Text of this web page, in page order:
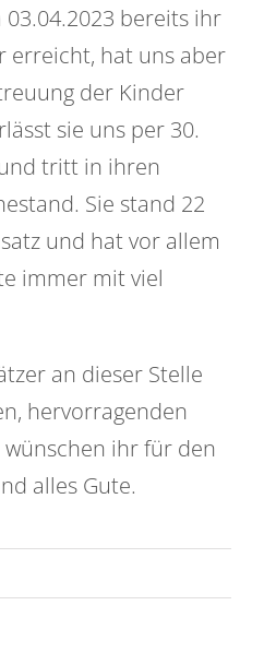
Offene Stellen
bereits ihr
erreicht, hat uns aber
der Kinder
sie uns per 30.
tritt in ihren
Sie stand 22
und hat vor allem
immer mit viel
an dieser Stelle
hervorragenden
ihr für den
alles Gute.